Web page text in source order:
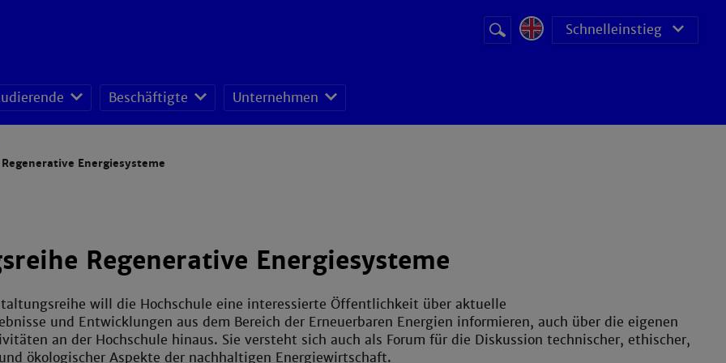
Suchbegriff
Suche
starten
Schnelleinstieg
Beschäftigte Unternehmen
Regenerative Energiesysteme
Regenerative Energiesysteme
will die Hochschule eine interessierte Öffentlichkeit über aktuelle
und Entwicklungen aus dem Bereich der Erneuerbaren Energien informieren, auch über die eigenen
an der Hochschule hinaus. Sie versteht sich auch als Forum für die Diskussion technischer, ethischer,
ökologischer Aspekte der nachhaltigen Energiewirtschaft.